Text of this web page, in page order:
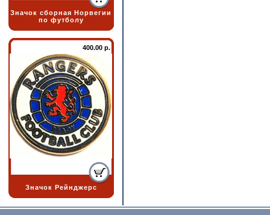
Значок сборная Норвегии
по футболу
400.00 р.
Значок Рейнджерс